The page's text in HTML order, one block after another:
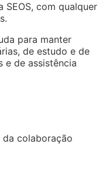
SEOS, com qualquer
para manter
de estudo e de
e de assistência
da colaboração